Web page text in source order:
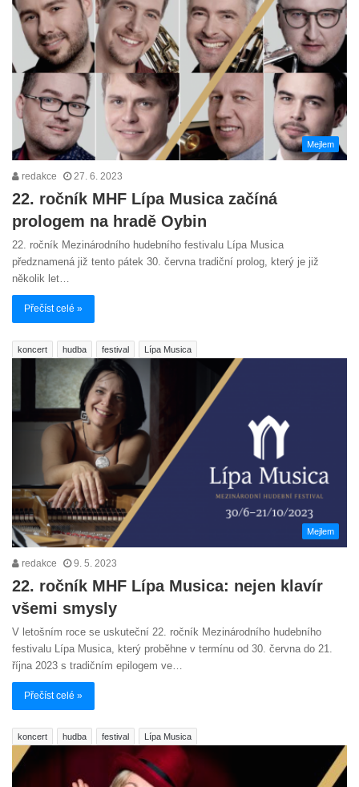
Mejlem
redakce 27. 6. 2023
22. ročník MHF Lípa Musica začíná
prologem na hradě Oybin
22. ročník Mezinárodního hudebního festivalu Lípa Musica
předznamená již tento pátek 30. června tradiční prolog, který je již
několik let…
Přečíst celé »
koncert hudba festival Lípa Musica
Mejlem
redakce 9. 5. 2023
22. ročník MHF Lípa Musica: nejen klavír
všemi smysly
V letošním roce se uskuteční 22. ročník Mezinárodního hudebního
festivalu Lípa Musica, který proběhne v termínu od 30. června do 21.
října 2023 s tradičním epilogem ve…
Přečíst celé »
koncert hudba festival Lípa Musica